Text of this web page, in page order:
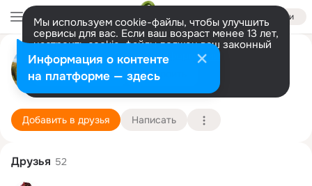
Войти
Мы используем cookie-файлы, чтобы улучшить
сервисы для вас. Если ваш возраст менее 13 лет,
настроить cookie-файлы должен ваш законный
представитель. Больше информации
Разрешить все Настроить
Елена Мартьянова-Баженова
Нижний Новгород
63 школа
Подробнее
Добавить в друзья Написать
Друзья 52
Информация о контенте
на платформе — здесь